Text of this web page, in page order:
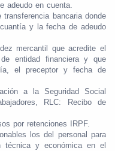
adeudo en cuenta.
bancaria donde
y la fecha de adeudo
mercantil que acredite el
entidad financiera y que
el preceptor y fecha de
a la Seguridad Social
RLC: Recibo de
por retenciones IRPF.
los del personal para
técnica y económica en el